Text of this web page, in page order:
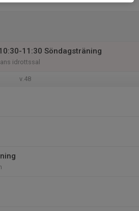
11:30 Söndagsträning
idrottssal
v.48